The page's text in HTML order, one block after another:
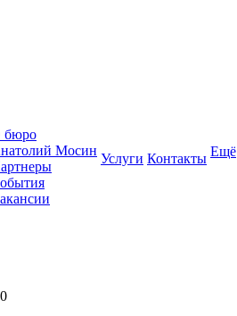
бюро
Мосин
Услуги Контакты Ещё